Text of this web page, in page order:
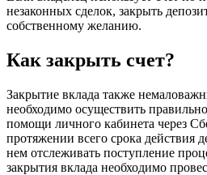
незаконных сделок, закрыть
собственному желанию.
Как закрыть счет?
Закрытие вклада также
необходимо осуществить
помощи личного кабинета через
протяжении всего срока действия
нем отслеживать поступление
закрытия вклада необходимо